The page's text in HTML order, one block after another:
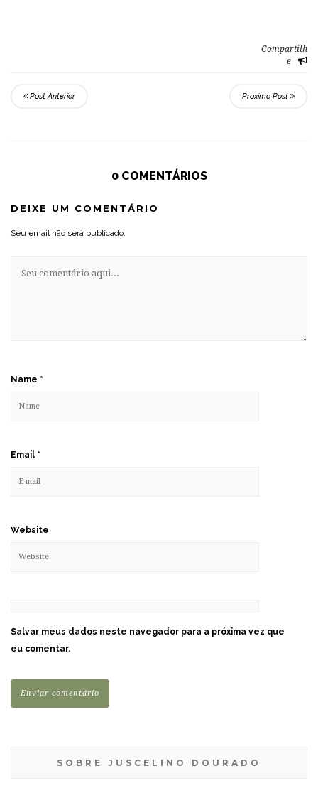
Compartilh
e
Post Anterior Próximo Post
0 COMENTÁRIOS
DEIXE UM COMENTÁRIO
Seu email não será publicado.
Name *
Email *
Website
Salvar meus dados neste navegador para a próxima vez que
eu comentar.
SOBRE JUSCELINO DOURADO